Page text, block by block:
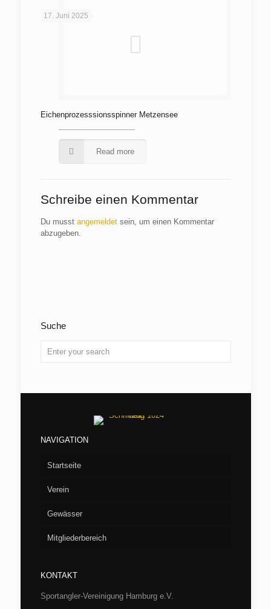
17. Juni 2025
Eichenprozesssionsspinner Metzensee
Read more
Schreibe einen Kommentar
Du musst angemeldetsein, um einen Kommentar
abzugeben.
Suche
NAVIGATION
Startseite
Verein
Vorstand
Aufnahme
Gewässer
Seen
Mitgliederbereich
KONTAKT
Sportangler-Vereinigung Hamburg e.V.